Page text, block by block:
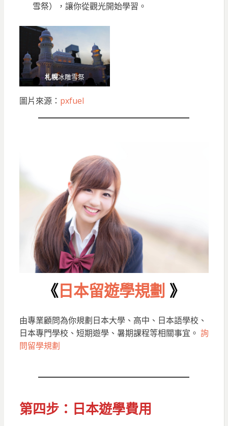
雪祭），讓你從觀光開始學習。
札幌冰雕雪祭
圖片來源： pxfuel
《 日本留遊學規劃 》
由專業顧問為你規劃日本大學、高中、日本語學校、
日本專門學校、短期遊學、暑期課程等相關事宜。 詢
問留學規劃
第四步：日本遊學費用